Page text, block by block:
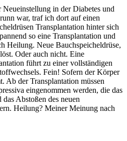
in der Diabetes und
war, traf ich dort auf einen
Transplantation hinter sich
so eine Transplantation und
Heilung. Neue Bauchspeicheldrüse,
Oder auch nicht. Eine
führt zu einer vollständigen
Fein! Sofern der Körper
Ab der Transplantation müssen
eingenommen werden, die das
Abstoßen des neuen
Heilung? Meiner Meinung nach